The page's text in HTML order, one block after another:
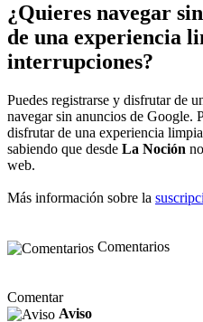
¿Quieres navegar
de una experiencia
interrupciones?
Puedes registrarse y disfrutar de
navegar sin anuncios de Google.
disfrutar de una experiencia
sabiendo que desde La Noción
web.
Más información sobre la
Comentarios
Comentar
Aviso